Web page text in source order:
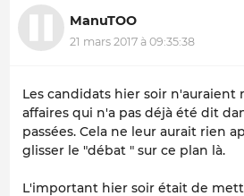
ManuTOO
21 mars 2017 à 09:35:38
Les candidats hier soir n'auraient
affaires qui n'a pas déjà été dit
passées. Cela ne leur aurait rien
glisser le "débat " sur ce plan là.
L'important hier soir était de